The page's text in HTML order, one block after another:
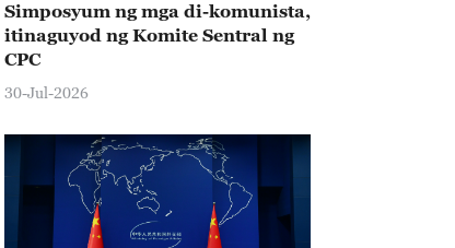
Simposyum ng mga di-komunista,
itinaguyod ng Komite Sentral ng
CPC
30-Jul-2026